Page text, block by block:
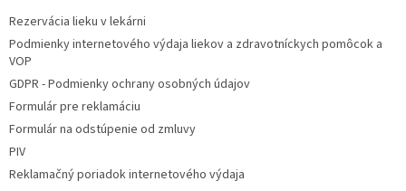
Rezervácia lieku v lekárni
Podmienky internetového výdaja liekov a zdravotníckych pomôcok a
VOP
GDPR - Podmienky ochrany osobných údajov
Formulár pre reklamáciu
Formulár na odstúpenie od zmluvy
PIV
Reklamačný poriadok internetového výdaja